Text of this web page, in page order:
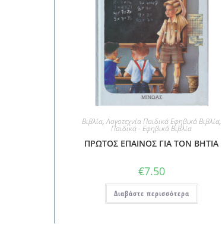
Βιβλία,Λογοτεχνία Παιδικά Εφηβικά Βιβλία,
Παιδικά - Εφηβικά Βιβλία
ΠΡΩΤΟΣ ΕΠΑΙΝΟΣ ΓΙΑ ΤΟΝ ΒΗΤΙΑ
€7.50
Διαβάστε περισσότερα